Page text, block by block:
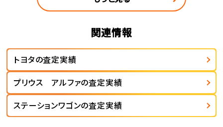
関連情報
トヨタの査定実績
プリウス アルファの査定実績
ステーションワゴンの査定実績